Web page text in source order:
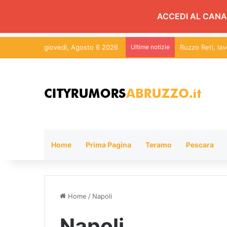
ACCEDI AL
giovedì, Agosto 6 2026 Ultime notizie Ruzzo Reti,
Home Prima Pagina Teramo Pescara
Home / Napoli